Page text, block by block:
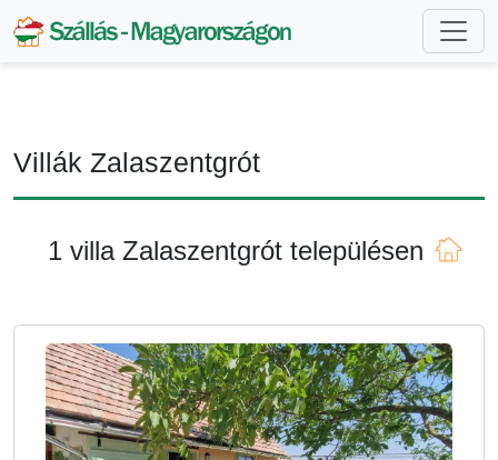
Villák Zalaszentgrót
1 villa Zalaszentgrót településen